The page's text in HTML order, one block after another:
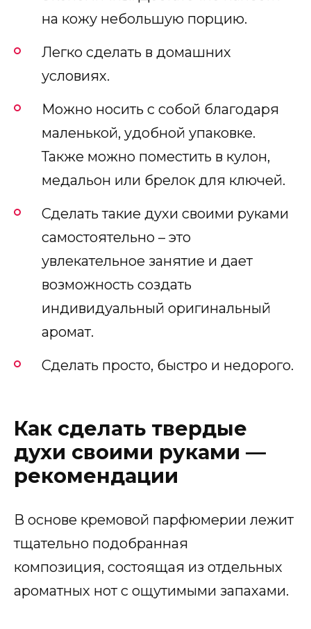
на кожу небольшую порцию.
Легко сделать в домашних
условиях.
Можно носить с собой благодаря
маленькой, удобной упаковке.
Также можно поместить в кулон,
медальон или брелок для ключей.
Сделать такие духи своими руками
самостоятельно – это
увлекательное занятие и дает
возможность создать
индивидуальный оригинальный
аромат.
Сделать просто, быстро и недорого.
Как сделать твердые
духи своими руками —
рекомендации
В основе кремовой парфюмерии лежит
тщательно подобранная
композиция, состоящая из отдельных
ароматных нот с ощутимыми запахами.